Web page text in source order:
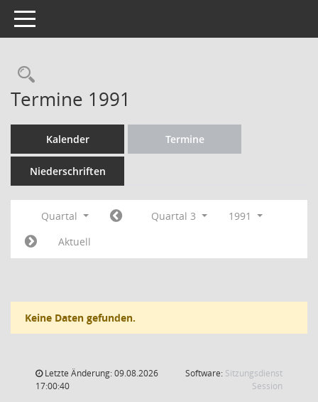
Toggle navigation
Rechercheauswahl
Termine 1991
Kalender Termine
Niederschriften
Quartal Quartal 3
1991
Aktuell
Keine Daten gefunden.
Letzte Änderung: 09.08.2026
17:00:40
Software: Sitzungsdienst
Session